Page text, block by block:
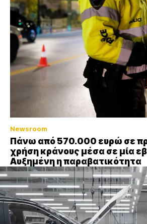
Newsroom
Πάνω από 570.000 ευρώ σε
χρήση κράνους μέσα σε μία
Αυξημένη η παραβατικότητα